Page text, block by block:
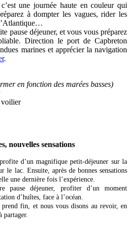
une journée haute en couleur qui
à dompter les vagues, rider les
pause déjeuner, et vous vous préparez
Direction le port de Capbreton
marines et apprécier la navigation
.
en fonction des marées basses)
voilier
nouvelles sensations
d’un magnifique petit-déjeuner sur la
le lac. Ensuite, après de bonnes sensations
une dernière fois l’expérience.
pause déjeuner, profiter d’un moment
d’huîtes, face à l’océan.
fin, et nous vous disons au revoir, en
partager.